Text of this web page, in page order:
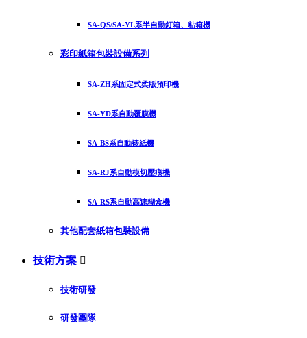
SA-QS/SA-YL系半自動釘箱、粘箱機
彩印紙箱包裝設備系列
SA-ZH系固定式柔版預印機
SA-YD系自動覆膜機
SA-BS系自動裱紙機
SA-RJ系自動模切壓痕機
SA-RS系自動高速糊盒機
其他配套紙箱包裝設備
技術方案 
技術研發
研發團隊